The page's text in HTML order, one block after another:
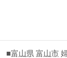
■富山県 富山市